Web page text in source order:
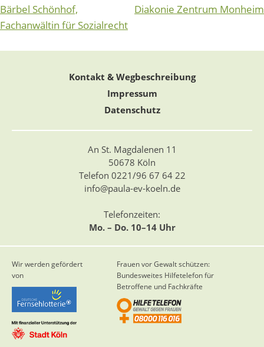
Beitragsnavigation
Bärbel Schönhof,
Fachanwältin für Sozialrecht
Diakonie Zentrum Monheim
Kontakt & Wegbeschreibung
Impressum
Datenschutz
An St. Magdalenen 11
50678 Köln
Telefon 0221/96 67 64 22
info@paula-ev-koeln.de
Telefonzeiten:
Mo. – Do. 10–14 Uhr
Wir werden gefördert
von
Frauen vor Gewalt schützen:
Bundesweites Hilfetelefon für
Betroffene und Fachkräfte